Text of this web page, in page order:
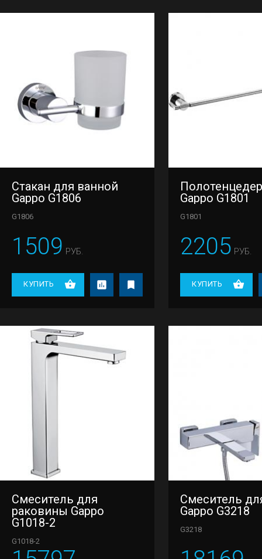
Стакан для ванной
Gappo G1806
G1806
1509 РУБ.
КУПИТЬ
Gappo G1801
G1801
2205 РУБ.
КУПИТЬ
Смеситель для
раковины Gappo
G1018-2
G1018-2
Смеситель
Gappo G3218
G3218